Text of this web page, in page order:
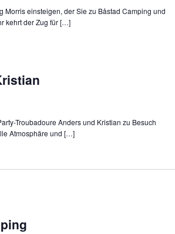
einsteigen, der Sie zu Båstad Camping und
kehrt der Zug für […]
Troubadoure Anders und Kristian zu Besuch
Atmosphäre und […]